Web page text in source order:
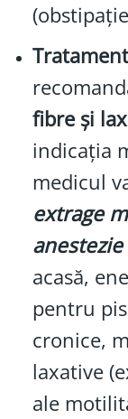
Tratament
fibre și
indicația
medicul
extrage
anestezie
acasă,
pentru
cronice,
laxative
ale